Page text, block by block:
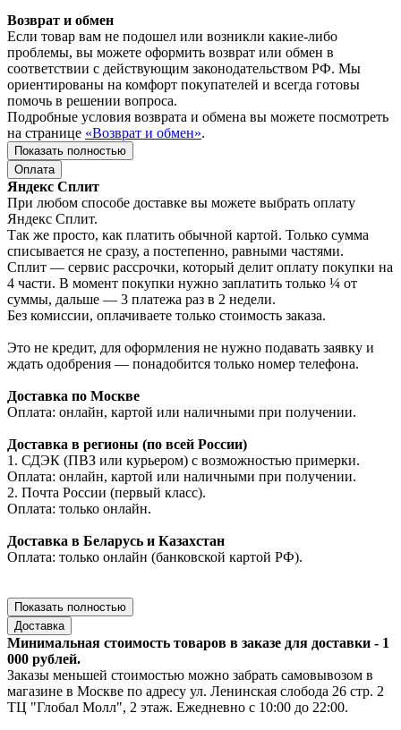
Возврат и обмен
Если товар вам не подошел или возникли какие-либо
проблемы, вы можете оформить возврат или обмен в
соответствии с действующим законодательством РФ. Мы
ориентированы на комфорт покупателей и всегда готовы
помочь в решении вопроса.
Подробные условия возврата и обмена вы можете посмотреть
на странице «Возврат и обмен».
Показать полностью
Оплата
Яндекс Сплит
При любом способе доставке вы можете выбрать оплату
Яндекс Сплит.
Так же просто, как платить обычной картой. Только сумма
списывается не сразу, а постепенно, равными частями.
Сплит — сервис рассрочки, который делит оплату покупки на
4 части. В момент покупки нужно заплатить только ¼ от
суммы, дальше — 3 платежа раз в 2 недели.
Без комиссии, оплачиваете только стоимость заказа.
Это не кредит, для оформления не нужно подавать заявку и
ждать одобрения — понадобится только номер телефона.
Доставка по Москве
Оплата: онлайн, картой или наличными при получении.
Доставка в регионы (по всей России)
1. СДЭК (ПВЗ или курьером) с возможностью примерки.
Оплата: онлайн, картой или наличными при получении.
2. Почта России (первый класс).
Оплата: только онлайн.
Доставка в Беларусь и Казахстан
Оплата: только онлайн (банковской картой РФ).
Показать полностью
Доставка
Минимальная стоимость товаров в заказе для доставки - 1
000 рублей.
Заказы меньшей стоимостью можно забрать самовывозом в
магазине в Москве по адресу ул. Ленинская слобода 26 стр. 2
ТЦ "Глобал Молл", 2 этаж. Ежедневно с 10:00 до 22:00.